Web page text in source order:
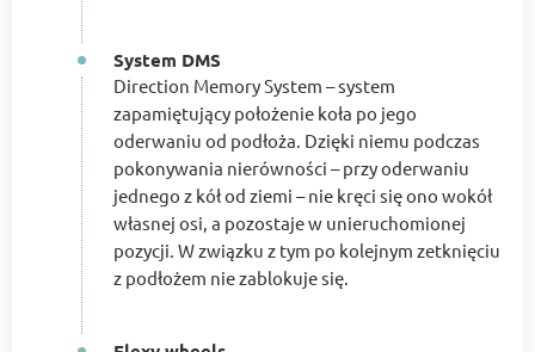
System DMS
Direction Memory System – system
zapamiętujący położenie koła po jego
oderwaniu od podłoża. Dzięki niemu podczas
pokonywania nierówności – przy oderwaniu
jednego z kół od ziemi – nie kręci się ono wokół
własnej osi, a pozostaje w unieruchomionej
pozycji. W związku z tym po kolejnym zetknięciu
z podłożem nie zablokuje się.